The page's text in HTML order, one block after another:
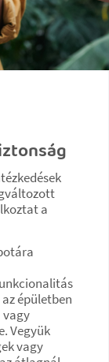
a
épületben
vagy
Vegyük
vagy